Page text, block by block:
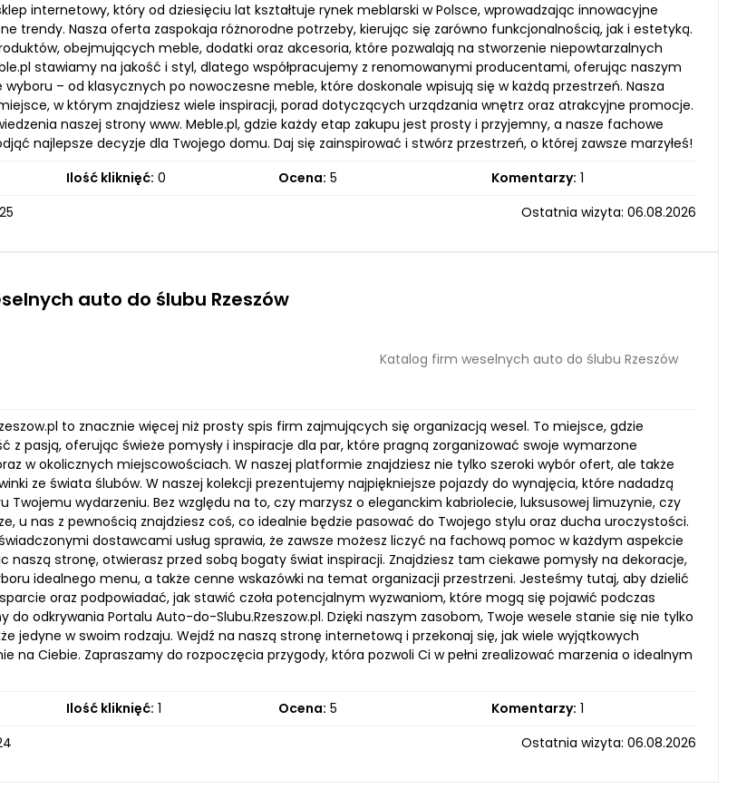
internetowy, który od dziesięciu lat kształtuje rynek meblarski w Polsce, wprowadzając innowacyjne
trendy. Nasza oferta zaspokaja różnorodne potrzeby, kierując się zarówno funkcjonalnością, jak i estetyką.
obejmujących meble, dodatki oraz akcesoria, które pozwalają na stworzenie niepowtarzalnych
stawiamy na jakość i styl, dlatego współpracujemy z renomowanymi producentami, oferując naszym
– od klasycznych po nowoczesne meble, które doskonale wpisują się w każdą przestrzeń. Nasza
w którym znajdziesz wiele inspiracji, porad dotyczących urządzania wnętrz oraz atrakcyjne promocje.
naszej strony www. Meble.pl, gdzie każdy etap zakupu jest prosty i przyjemny, a nasze fachowe
najlepsze decyzje dla Twojego domu. Daj się zainspirować i stwórz przestrzeń, o której zawsze marzyłeś!
Ilość kliknięć: 0 Ocena: 5 Komentarzy: 1
Ostatnia wizyta: 06.08.2026
auto do ślubu Rzeszów
Katalog firm weselnych auto do ślubu Rzeszów
to znacznie więcej niż prosty spis firm zajmujących się organizacją wesel. To miejsce, gdzie
z pasją, oferując świeże pomysły i inspiracje dla par, które pragną zorganizować swoje wymarzone
w okolicznych miejscowościach. W naszej platformie znajdziesz nie tylko szeroki wybór ofert, ale także
ze świata ślubów. W naszej kolekcji prezentujemy najpiękniejsze pojazdy do wynajęcia, które nadadzą
Twojemu wydarzeniu. Bez względu na to, czy marzysz o eleganckim kabriolecie, luksusowej limuzynie, czy
u nas z pewnością znajdziesz coś, co idealnie będzie pasować do Twojego stylu oraz ducha uroczystości.
dostawcami usług sprawia, że zawsze możesz liczyć na fachową pomoc w każdym aspekcie
naszą stronę, otwierasz przed sobą bogaty świat inspiracji. Znajdziesz tam ciekawe pomysły na dekoracje,
idealnego menu, a także cenne wskazówki na temat organizacji przestrzeni. Jesteśmy tutaj, aby dzielić
oraz podpowiadać, jak stawić czoła potencjalnym wyzwaniom, które mogą się pojawić podczas
do odkrywania Portalu Auto-do-Slubu.Rzeszow.pl. Dzięki naszym zasobom, Twoje wesele stanie się nie tylko
jedyne w swoim rodzaju. Wejdź na naszą stronę internetową i przekonaj się, jak wiele wyjątkowych
na Ciebie. Zapraszamy do rozpoczęcia przygody, która pozwoli Ci w pełni zrealizować marzenia o idealnym
Ilość kliknięć: 1 Ocena: 5 Komentarzy: 1
Ostatnia wizyta: 06.08.2026